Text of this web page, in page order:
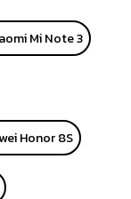
Mi Note 3
Honor 8S